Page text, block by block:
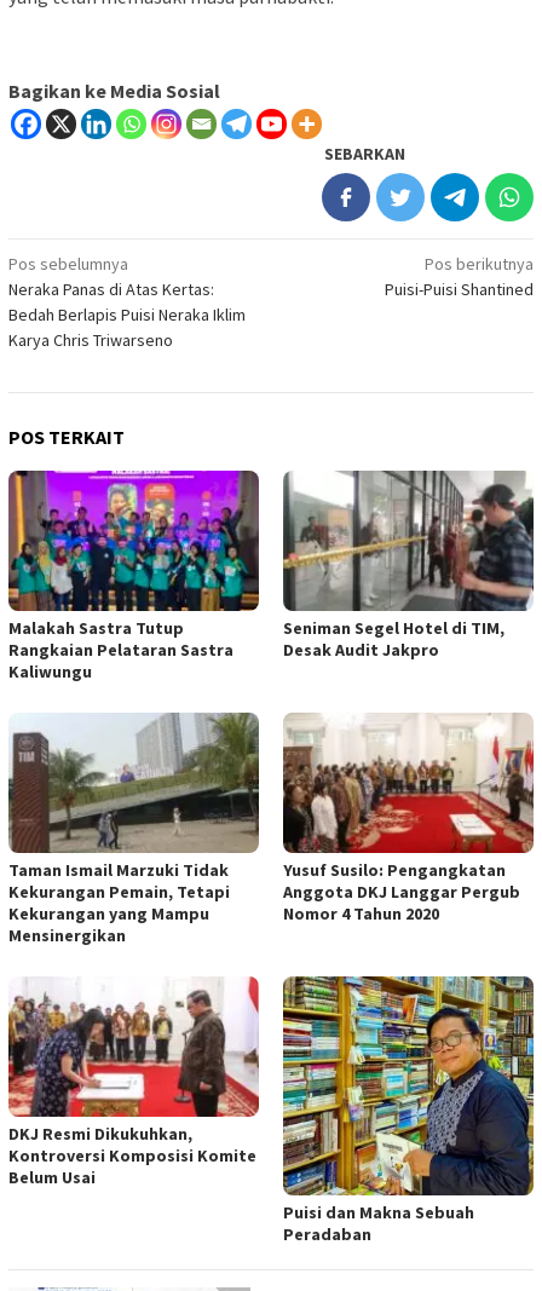
Bagikan ke Media Sosial
SEBARKAN
Navigasi
pos
Pos sebelumnya
Neraka Panas di Atas Kertas:
Bedah Berlapis Puisi Neraka Iklim
Karya Chris Triwarseno
Pos berikutnya
Puisi-Puisi Shantined
POS TERKAIT
Malakah Sastra Tutup
Rangkaian Pelataran Sastra
Kaliwungu
Seniman Segel Hotel di TIM,
Desak Audit Jakpro
Taman Ismail Marzuki Tidak
Kekurangan Pemain, Tetapi
Kekurangan yang Mampu
Mensinergikan
Yusuf Susilo: Pengangkatan
Anggota DKJ Langgar Pergub
Nomor 4 Tahun 2020
DKJ Resmi Dikukuhkan,
Kontroversi Komposisi Komite
Belum Usai
Puisi dan Makna Sebuah
Peradaban